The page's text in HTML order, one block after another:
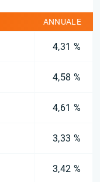
ANNUALE
4,31 %
4,58 %
4,61 %
3,33 %
3,42 %